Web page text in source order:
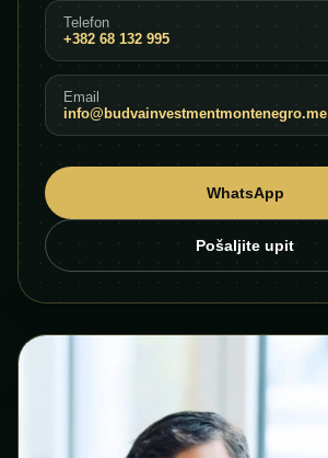
Telefon
+382 68 132 995
Email
info@budvainvestmentmontenegro.me
WhatsApp
Pošaljite upit